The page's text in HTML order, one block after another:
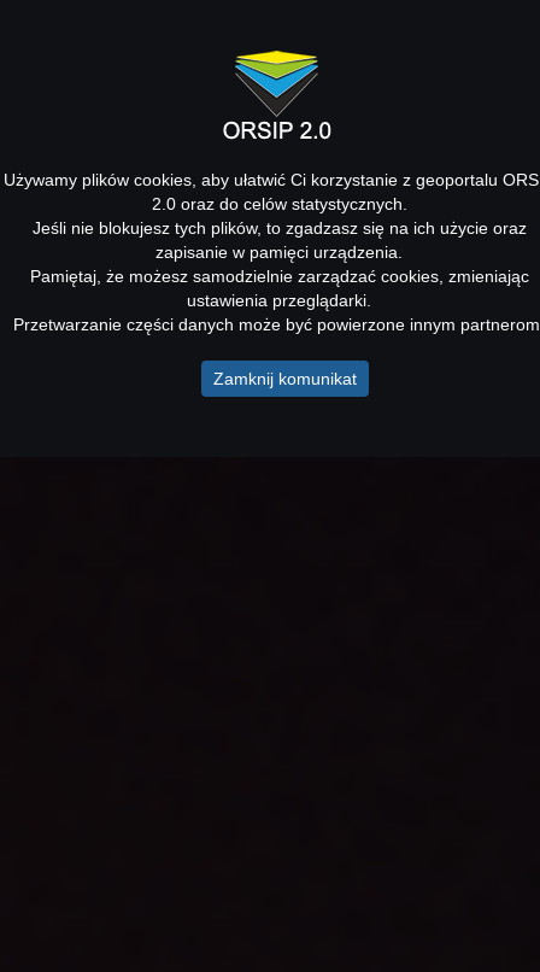
Używamy plików cookies, aby ułatwić Ci korzystanie z geoportalu
2.0 oraz do celów statystycznych.
Jeśli nie blokujesz tych plików, to zgadzasz się na ich użycie oraz
zapisanie w pamięci urządzenia.
Pamiętaj, że możesz samodzielnie zarządzać cookies, zmieniając
ustawienia przeglądarki.
Przetwarzanie części danych może być powierzone innym
Zamknij komunikat